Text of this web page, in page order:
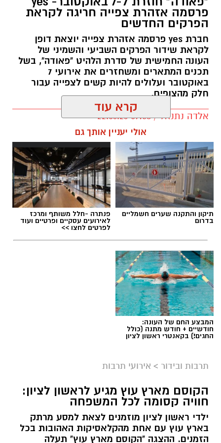
פרסמה אזהרת צפייה חריגה לקראת
הפרקים החדשים
חברת yes פרסמה אזהרת צפייה יוצאת דופן
לקראת שידור הפרקים השביעי והשמיני של
העונה החמישית של סדרת הלהיט "פאודה", בשל
תכנים המתארים ומשחזרים את אירועי 7
באוקטובר ועלולים להיות קשים לצפייה עבור
חלק מהצופים.
אלדה נתנאל / 09:58 22.06.26
פאודה" חוזרת ל-7 באוקטובר: yes
ליאור רז
על פי הודעת החברה, שני הפרקים שישודרו היום
(שני) מתמקדים באירועי הטבח וביום שבו פרצה
עליהם מבלי לפגוע בהבנת המשך העלילה.
-8 שישודרו השבוע מתבססים על אירועי 7
קרא עוד
אולי יעניין אותך גם
תיקון והתקנה שערים חשמליים
בדרום
פנתרה -חלל משותף ומרכז
לאירועים עסקיים ופרטיים ועוד
לפרטים לחצו >>
המבצע החם של העונה:
חודשיים + חודש מתנה (כולל
החגים!) בקאנטרי ראשון לציון
תרבות ובידור > אירועי תרבות
הקוסם מארץ עוץ מגיע לראשון לציון:
חוויה קסומה לכל המשפחה
ילדי ראשון לציון מוזמנים לצאת למסע מרתק
בארץ עוץ עם אחת מהקלאסיקות האהובות בכל
הזמנים. ההצגה "הקוסם מארץ עוץ" תעלה